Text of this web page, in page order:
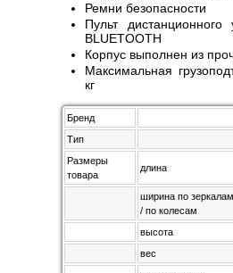
Ремни безопасности
Пульт
BLUETOOTH
Корпус выполнен из
Максимальная
кг
Бренд
Тип
Размеры
товара
длина
ширина по зеркалам
/ по колесам
высота
вес